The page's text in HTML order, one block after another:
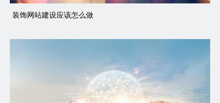
装饰网站建设应该怎么做